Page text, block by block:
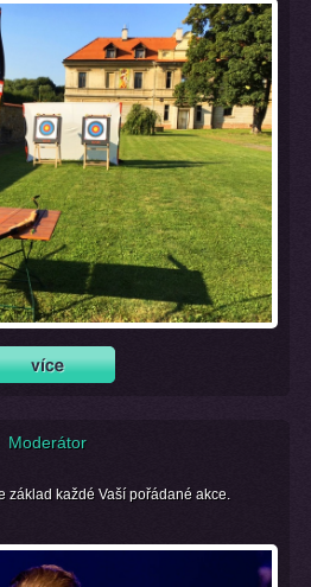
Moderátor
základ každé Vaší pořádané akce.